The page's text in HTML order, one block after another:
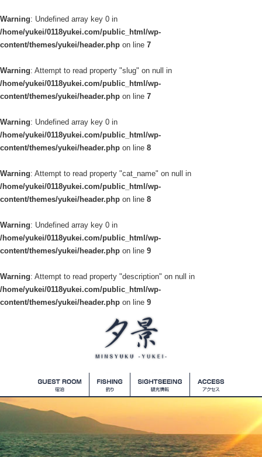
Warning: Undefined array key 0 in
/home/yukei/0118yukei.com/public_html/wp-
content/themes/yukei/header.php on line 7
Warning: Attempt to read property "slug" on null in
/home/yukei/0118yukei.com/public_html/wp-
content/themes/yukei/header.php on line 7
Warning: Undefined array key 0 in
/home/yukei/0118yukei.com/public_html/wp-
content/themes/yukei/header.php on line 8
Warning: Attempt to read property "cat_name" on null in
/home/yukei/0118yukei.com/public_html/wp-
content/themes/yukei/header.php on line 8
Warning: Undefined array key 0 in
/home/yukei/0118yukei.com/public_html/wp-
content/themes/yukei/header.php on line 9
Warning: Attempt to read property "description" on null in
/home/yukei/0118yukei.com/public_html/wp-
content/themes/yukei/header.php on line 9